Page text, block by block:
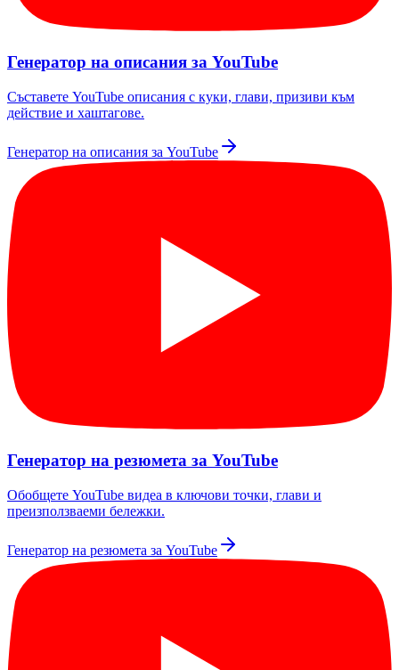
Генератор на описания за YouTube
Съставете YouTube описания с куки, глави, призиви към
действие и хаштагове.
Генератор на описания за YouTube
Генератор на резюмета за YouTube
Обобщете YouTube видеа в ключови точки, глави и
преизползваеми бележки.
Генератор на резюмета за YouTube